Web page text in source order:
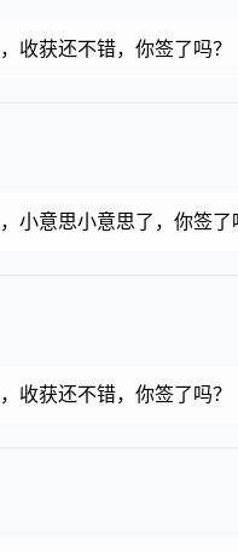
收获还不错，你签了吗？
小意思小意思了，你签了
收获还不错，你签了吗？